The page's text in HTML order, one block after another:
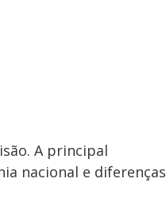
A principal
nacional e diferenças